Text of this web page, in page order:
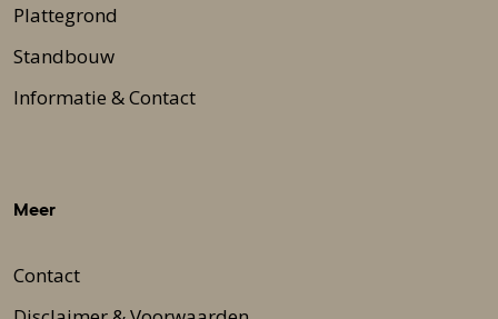
Plattegrond
Standbouw
Informatie & Contact
Meer
Contact